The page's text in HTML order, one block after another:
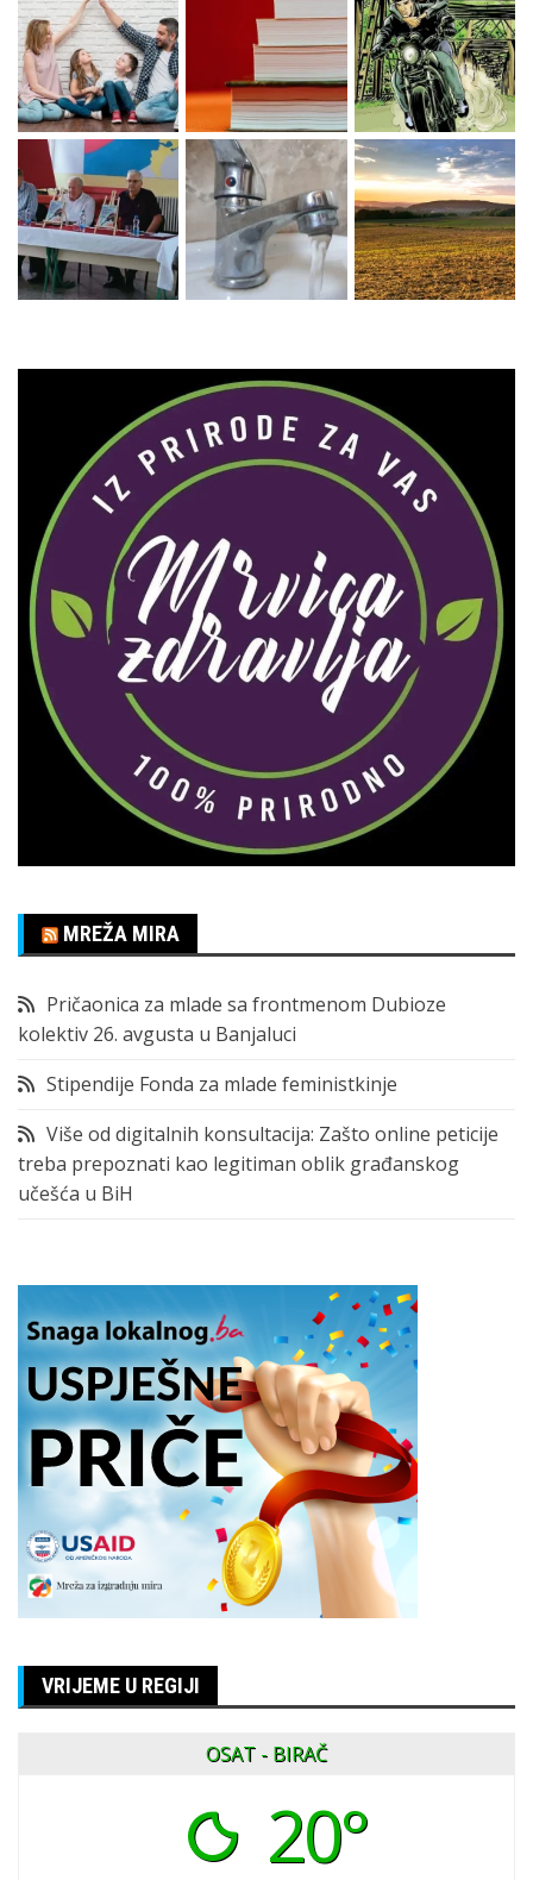
MREŽA MIRA
Pričaonica za mlade sa frontmenom Dubioze
kolektiv 26. avgusta u Banjaluci
Stipendije Fonda za mlade feministkinje
Više od digitalnih konsultacija: Zašto online peticije
treba prepoznati kao legitiman oblik građanskog
učešća u BiH
VRIJEME U REGIJI
OSAT - BIRAČ
20°